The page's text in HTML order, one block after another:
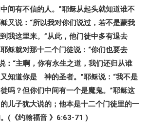
间有不信的人。”耶稣从起头就知道谁不
又说：“所以我对你们说过，若不是蒙我
我这里来。”从此，他门徒中多有退去
稣就对那十二个门徒说：“你们也要去
：“主啊，你有永生之道，我们还归从谁
知道你是 神的圣者。”耶稣说：“我不是
吗？但你们中间有一个是魔鬼。”耶稣这
儿子犹大说的；他本是十二个门徒里的一
(《约翰福音 》6:63-71 )